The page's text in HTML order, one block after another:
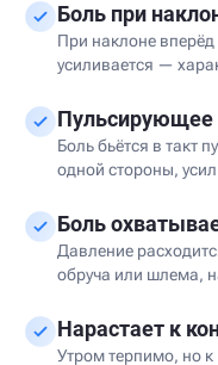
Боль при
При наклоне вперёд
усиливается —
Пульсирующее
Боль бьётся в такт
одной стороны,
Боль
Давление
обруча или шлема,
Нарастает к
Утром терпимо, но к